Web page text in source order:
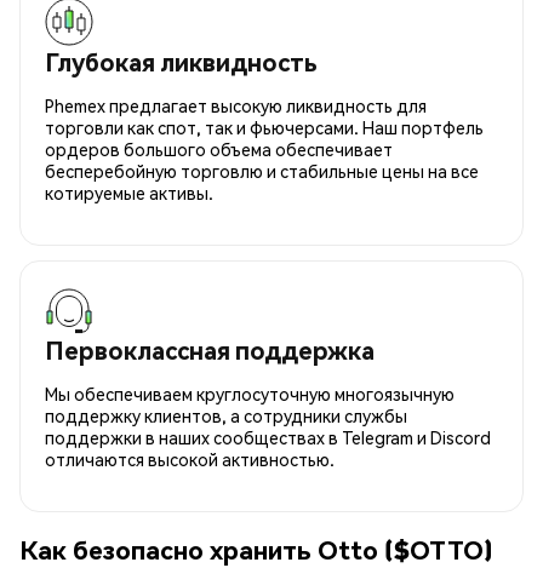
Глубокая ликвидность
Phemex предлагает высокую ликвидность для
торговли как спот, так и фьючерсами. Наш портфель
ордеров большого объема обеспечивает
бесперебойную торговлю и стабильные цены на все
котируемые активы.
Первоклассная поддержка
Мы обеспечиваем круглосуточную многоязычную
поддержку клиентов, а сотрудники службы
поддержки в наших сообществах в Telegram и Discord
отличаются высокой активностью.
Как безопасно хранить Otto ($OTTO)